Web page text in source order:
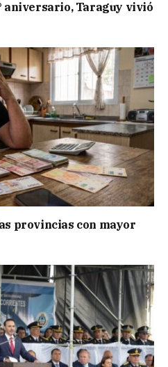
aniversario, Taraguy vivió
provincias con mayor